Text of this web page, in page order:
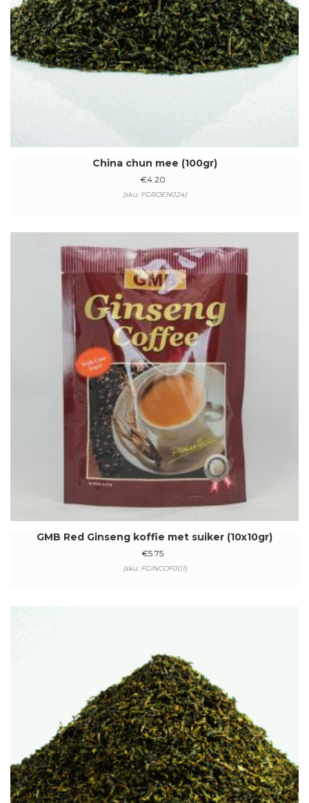
China chun mee (100gr)
€4.20
(sku: FGROEN024)
GMB Red Ginseng koffie met suiker (10x10gr)
€5.75
(sku: FGINCOF001)